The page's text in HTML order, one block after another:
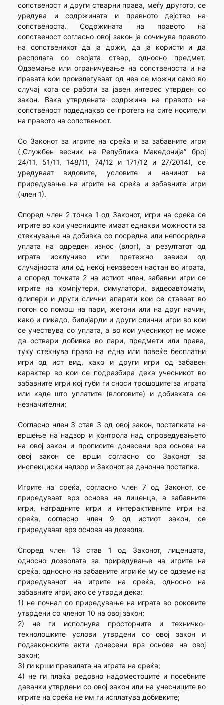
сопственост и други стварни права, меѓу другото, се
уредува и содржината и правното дејство на
сопственоста. Содржината на правото на
сопственост согласно овој закон ја сочинува правото
на сопственикот да ја држи, да ја користи и да
располага со својата ствар, односно предмет.
Одземање или ограничување на сопственоста и на
правата кои произлегуваат од неа се можни само во
случај кога се работи за јавен интерес утврден со
закон. Вака утврдената содржина на правото на
сопственост подеднакво се протега на сите носители
на правото на сопственост.
Со Законот за игрите на среќа и за забавните игри
(„Службен весник на Република Македонија” број
24/11, 51/11, 148/11, 74/12 и 171/12 и 27/2014), се
уредуваат видовите, условите и начинот на
приредување на игрите на среќа и забавните игри
(член 1).
Според член 2 точка 1 од Законот, игри на среќа се
игрите во кои учесниците имаат еднакви можности за
стекнување на добивка со посредна или непосредна
уплата на одреден износ (влог), а резултатот од
играта исклучиво или претежно зависи од
случајноста или од некој неизвесен настан во играта,
а според точката 2 на истиот член, забавни игри се
игрите на компјутери, симулатори, видеоавтомати,
флипери и други слични апарати кои се ставаат во
погон со помош на пари, жетони или на друг начин,
како и пикадо, билијарди и други слични игри во кои
се учествува со уплата, а во кои учесникот не може
да оствари добивка во пари, предмети или права,
туку стекнува право на една или повеќе бесплатни
игри од ист вид, како и други игри од забавен
карактер во кои се подразбира дека учесникот во
забавните игри кој губи ги сноси трошоците за играта
или каде што уплатите (влоговите) и добивката се
незначителни;
Согласно член 3 став 3 од овој закон, постапката на
вршење на надзор и контрола над спроведувањето
на овој закон и прописите донесени врз основа на
овој закон се врши согласно со Законот за
инспекциски надзор и Законот за даночна постапка.
Игрите на среќа, согласно член 7 од Законот, се
приредуваат врз основа на лиценца, а забавните
игри, наградните игри и интерактивните игри на
среќа, согласно член 9 од истиот закон, се
приредуваат врз основа на дозвола.
Според член 13 став 1 од Законот, лиценцата,
односно дозволата за приредување на игрите на
среќа, односно на забавните игри ќе му се одземе на
приредувачот на игрите на среќа, односно на
забавните игри, ако се утврди дека:
1) не почнал со приредување на играта во роковите
утврдени со членот 10 на овој закон;
2) не ги исполнува просторните и техничко-
технолошките услови утврдени со овој закон и
подзаконските акти донесени врз основа на овој
закон;
3) ги крши правилата на играта на среќа;
4) не ги плаќа редовно надоместоците и посебните
давачки утврдени со овој закон или на учесниците во
игрите на среќа не им ги исплатува добивките;